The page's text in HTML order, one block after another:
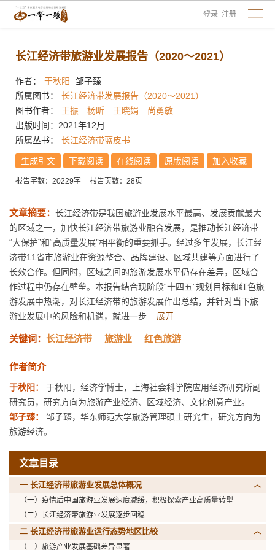
登录 注册
长江经济带旅游业发展报告（2020～2021）
作者： 于秋阳
邹子臻
所属图书：
长江经济带发展报告（2020～2021）
图书作者：
王振 杨昕 王晓娟
尚勇敏
出版时间：2021年12月
所属丛书：
长江经济带蓝皮书
生成引文 下载阅读 在线阅读 原版阅读 加入收藏
报告字数：20229字 报告页数：28页
文章摘要： 长江经济带是我国旅游业发展水平最高、发展贡献最大
的区域之一，加快长江经济带旅游业融合发展，是推动长江经济带
“大保护”和“高质量发展”相平衡的重要抓手。经过多年发展，长江经
济带11省市旅游业在资源整合、品牌建设、区域共建等方面进行了
长效合作。但同时，区域之间的旅游发展水平仍存在差异，区域合
作过程中仍存在壁垒。本报告结合现阶段“十四五”规划目标和红色旅
游发展中热潮，对长江经济带的旅游发展作出总结，并针对当下旅
游业发展中的风险和机遇，就进一步... 展开
关键词： 长江经济带 旅游业 红色旅游
作者简介
于秋阳：
于秋阳，经济学博士，上海社会科学院应用经济研究所副
研究员，研究方向为旅游产业经济、区域经济、文化创意产业。
邹子臻：
邹子臻，华东师范大学旅游管理硕士研究生，研究方向为
旅游经济。
文章目录
一 长江经济带旅游业发展总体概况
（一）疫情后中国旅游业发展速度减缓，积极探索产业高质量转型
（二）长江经济带旅游业发展逐步回稳
二 长江经济带旅游业运行态势地区比较
（一）旅游产业发展基础差异显著